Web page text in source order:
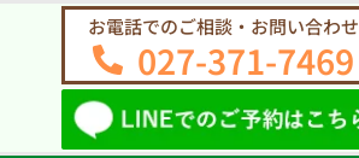
お電話でのご相談・お問い合わせ
027-371-7469